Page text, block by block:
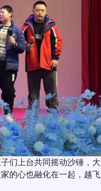
们上台共同摇动沙锤，大
的心也融化在一起，越飞